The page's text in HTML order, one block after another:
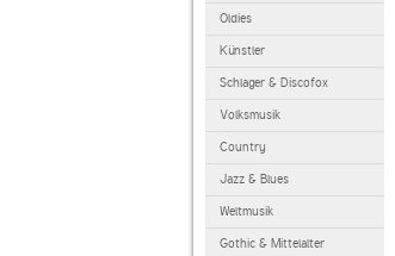
Oldies
Künstler
Schlager & Discofox
Volksmusik
Country
Jazz & Blues
Weltmusik
Gothic & Mittelalter